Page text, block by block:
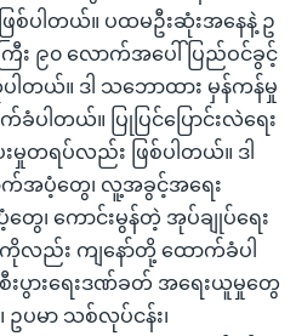
ပါတယ်။ ပထမဦးဆုံးအနေနဲ့ ဥ
ြီး ၉၀ လောက်အပေါ် ပြည်ဝင်ခွင့်
တယ်။ ဒါ သဘောထား မှန်ကန်မှု
ါတယ်။ ပြုပြင်ပြောင်းလဲရေး
တရပ်လည်း ဖြစ်ပါတယ်။ ဒါ
က်အပံ့တွေ၊ လူ့အခွင့်အရေး
ေ၊ ကောင်းမွန်တဲ့ အုပ်ချုပ်ရေး
လည်း ကျနော်တို့ ထောက်ခံပါ
းပွားရေးဒဏ်ခတ် အရေးယူမှုတွေ
မာ သစ်လုပ်ငန်း၊